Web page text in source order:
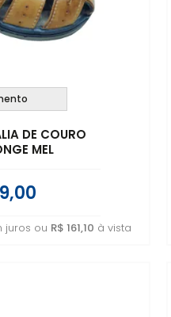
DE COURO
MEL
juros ou R$ 161,10 à vista